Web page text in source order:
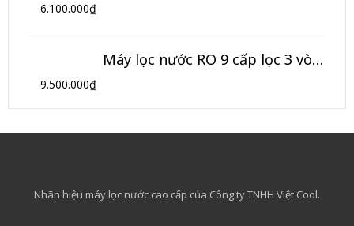
6.100.000₫
Máy lọc nước RO 9 cấp lọc 3 vòi HIKOOL (Model HK-09NK3)
9.500.000₫
Nhãn hiệu máy lọc nước cao cấp của Công ty TNHH Việt Cool.